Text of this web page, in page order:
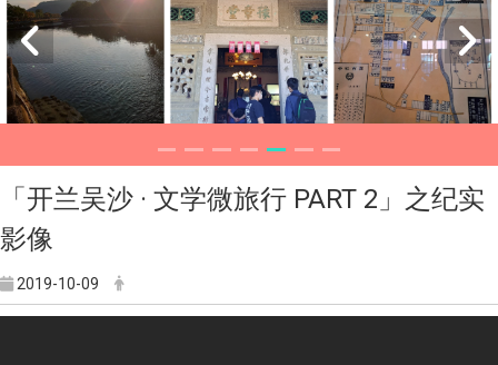
「开兰吴沙 · 文学微旅行 PART 2」之纪实
影像
2019-10-09